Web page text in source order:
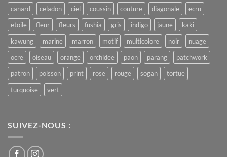
canard
celadon ciel coussin couture diagonale
ecru
etoile
fleur fleurs fushia gris indigo jaune
kaki
kawung
marine marron motif multicolore noir
nuage
ocre
oiseau orange orchidee paon parang
patchwork
patron
poisson print rose rouge sogan
tortue
turquoise
vert
SUIVEZ-NOUS :